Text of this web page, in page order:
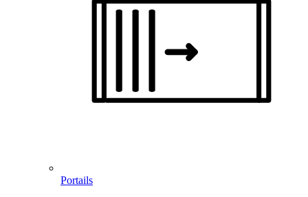
Portails